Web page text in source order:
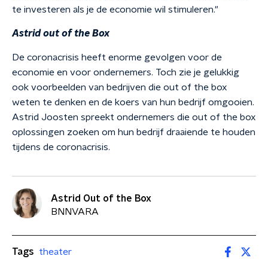
te investeren als je de economie wil stimuleren."
Astrid out of the Box
De coronacrisis heeft enorme gevolgen voor de
economie en voor ondernemers. Toch zie je gelukkig
ook voorbeelden van bedrijven die out of the box
weten te denken en de koers van hun bedrijf omgooien.
Astrid Joosten spreekt ondernemers die out of the box
oplossingen zoeken om hun bedrijf draaiende te houden
tijdens de coronacrisis.
Astrid Out of the Box
BNNVARA
Tags
theater